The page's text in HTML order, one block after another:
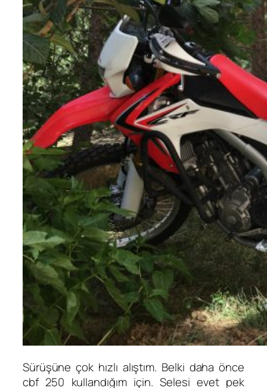
Sürüşüne çok hızlı alıştım. Belki daha önce
cbf 250 kullandığım için. Selesi evet pek